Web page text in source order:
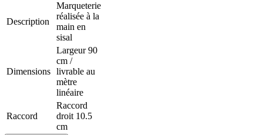
Description
Marqueterie
réalisée à la
main en
sisal
Dimensions
Largeur 90
cm /
livrable au
mètre
linéaire
Raccord
Raccord
droit 10.5
cm